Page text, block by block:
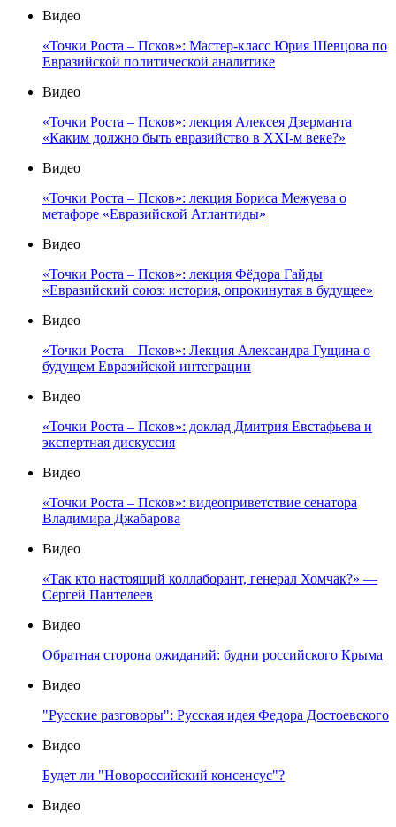
Видео
«Точки Роста – Псков»: Мастер-класс Юрия Шевцова по
Евразийской политической аналитике
Видео
«Точки Роста – Псков»: лекция Алексея Дзерманта
«Каким должно быть евразийство в XXI-м веке?»
Видео
«Точки Роста – Псков»: лекция Бориса Межуева о
метафоре «Евразийской Атлантиды»
Видео
«Точки Роста – Псков»: лекция Фёдора Гайды
«Евразийский союз: история, опрокинутая в будущее»
Видео
«Точки Роста – Псков»: Лекция Александра Гущина о
будущем Евразийской интеграции
Видео
«Точки Роста – Псков»: доклад Дмитрия Евстафьева и
экспертная дискуссия
Видео
«Точки Роста – Псков»: видеоприветствие сенатора
Владимира Джабарова
Видео
«Так кто настоящий коллаборант, генерал Хомчак?» —
Сергей Пантелеев
Видео
Обратная сторона ожиданий: будни российского Крыма
Видео
"Русские разговоры": Русская идея Федора Достоевского
Видео
Будет ли "Новороссийский консенсус"?
Видео